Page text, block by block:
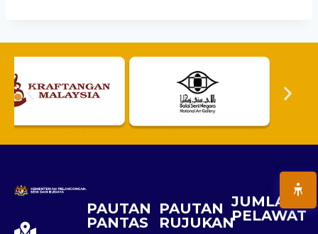
PAUTAN
PANTAS
PAUTAN
RUJUKAN
JUMLAH
PELAWAT